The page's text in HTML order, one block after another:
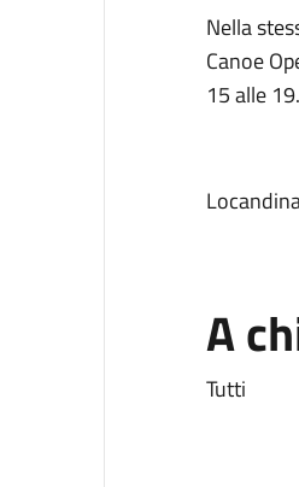
Nella
Canoe
15 alle 19.
A
Tutti